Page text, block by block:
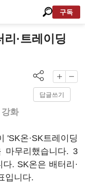
구독
·트레이딩
답글쓰기
화
'SK온·SK트레이딩
마무리했습니다. 3
. SK온은 배터리·
입니다.